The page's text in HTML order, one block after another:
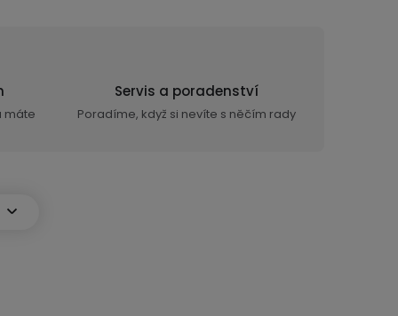
máte
Servis a poradenství
Poradíme, když si nevíte s něčím rady